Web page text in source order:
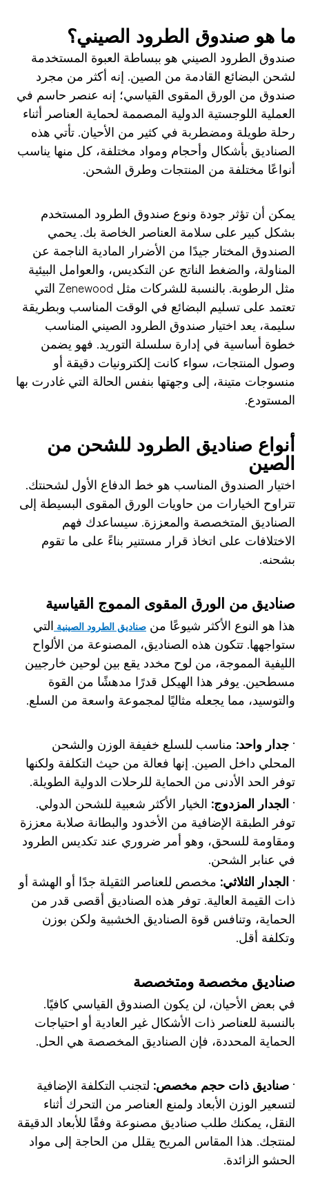
ما هو صندوق الطرود الصيني؟
صندوق الطرود الصيني هو ببساطة العبوة المستخدمة
لشحن البضائع القادمة من الصين. إنه أكثر من مجرد
صندوق من الورق المقوى القياسي؛ إنه عنصر حاسم في
العملية اللوجستية الدولية المصممة لحماية العناصر أثناء
رحلة طويلة ومضطربة في كثير من الأحيان. تأتي هذه
الصناديق بأشكال وأحجام ومواد مختلفة، كل منها يناسب
أنواعًا مختلفة من المنتجات وطرق الشحن.
يمكن أن تؤثر جودة ونوع صندوق الطرود المستخدم
بشكل كبير على سلامة العناصر الخاصة بك. يحمي
الصندوق المختار جيدًا من الأضرار المادية الناجمة عن
المناولة، والضغط الناتج عن التكديس، والعوامل البيئية
مثل الرطوبة. بالنسبة للشركات مثل Zenewood التي
تعتمد على تسليم البضائع في الوقت المناسب وبطريقة
سليمة، يعد اختيار صندوق الطرود الصيني المناسب
خطوة أساسية في إدارة سلسلة التوريد. فهو يضمن
وصول المنتجات، سواء كانت إلكترونيات دقيقة أو
منسوجات متينة، إلى وجهتها بنفس الحالة التي غادرت بها
المستودع.
أنواع صناديق الطرود للشحن من
الصين
اختيار الصندوق المناسب هو خط الدفاع الأول لشحنتك.
تتراوح الخيارات من حاويات الورق المقوى البسيطة إلى
الصناديق المتخصصة والمعززة. سيساعدك فهم
الاختلافات على اتخاذ قرار مستنير بناءً على ما تقوم
بشحنه.
صناديق من الورق المقوى المموج القياسية
هذا هو النوع الأكثر شيوعًا من صناديق الطرود الصينية التي
ستواجهها. تتكون هذه الصناديق، المصنوعة من الألواح
الليفية المموجة، من لوح مخدد يقع بين لوحين خارجيين
مسطحين. يوفر هذا الهيكل قدرًا مدهشًا من القوة
والتوسيد، مما يجعله مثاليًا لمجموعة واسعة من السلع.
· جدار واحد: مناسب للسلع خفيفة الوزن والشحن
المحلي داخل الصين. إنها فعالة من حيث التكلفة ولكنها
توفر الحد الأدنى من الحماية للرحلات الدولية الطويلة.
· الجدار المزدوج: الخيار الأكثر شعبية للشحن الدولي.
توفر الطبقة الإضافية من الأخدود والبطانة صلابة معززة
ومقاومة للسحق، وهو أمر ضروري عند تكديس الطرود
في عنابر الشحن.
· الجدار الثلاثي: مخصص للعناصر الثقيلة جدًا أو الهشة أو
ذات القيمة العالية. توفر هذه الصناديق أقصى قدر من
الحماية، وتنافس قوة الصناديق الخشبية ولكن بوزن
وتكلفة أقل.
صناديق مخصصة ومتخصصة
في بعض الأحيان، لن يكون الصندوق القياسي كافيًا.
بالنسبة للعناصر ذات الأشكال غير العادية أو احتياجات
الحماية المحددة، فإن الصناديق المخصصة هي الحل.
· صناديق ذات حجم مخصص: لتجنب التكلفة الإضافية
لتسعير الوزن الأبعاد ولمنع العناصر من التحرك أثناء
النقل، يمكنك طلب صناديق مصنوعة وفقًا للأبعاد الدقيقة
لمنتجك. هذا المقاس المريح يقلل من الحاجة إلى مواد
الحشو الزائدة.